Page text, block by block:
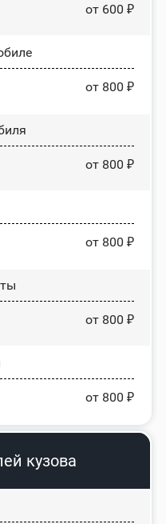
от 600 ₽
от 800 ₽
от 800 ₽
от 800 ₽
от 800 ₽
от 800 ₽
кузова